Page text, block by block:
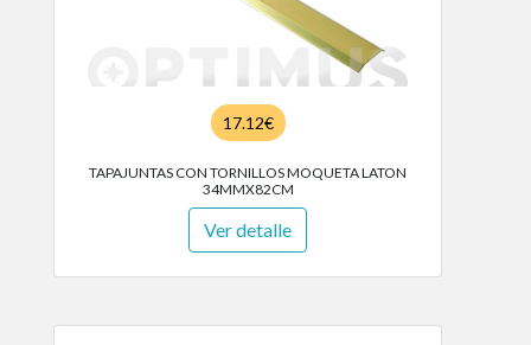
17.12€
TAPAJUNTAS CON TORNILLOS MOQUETA LATON
34MMX82CM
Ver detalle